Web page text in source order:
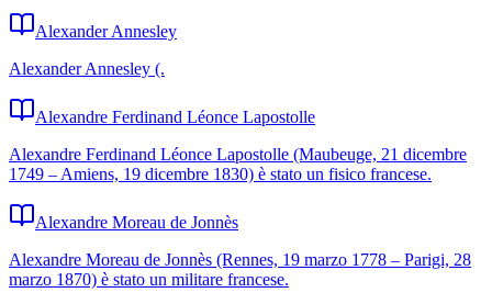
Alexander Annesley
Alexander Annesley (.
Alexandre Ferdinand Léonce Lapostolle
Alexandre Ferdinand Léonce Lapostolle (Maubeuge, 21 dicembre
1749 – Amiens, 19 dicembre 1830) è stato un fisico francese.
Alexandre Moreau de Jonnès
Alexandre Moreau de Jonnès (Rennes, 19 marzo 1778 – Parigi, 28
marzo 1870) è stato un militare francese.